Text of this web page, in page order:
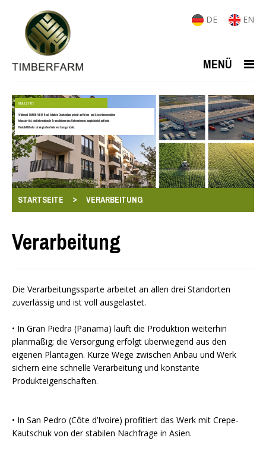
DE EN
MENÜ
REAL ESTATE
Während TIMBERFARM-Real-Estate in Deutschland primär auf Wohn- und Gewerbeimmobilien
Rentabilität oder strategischen Mehrwert ausgerichtet.
fokussiert ist, sind internationale Transaktionen des Unternehmens hauptsächlich auf hohe
STARTSEITE > VERARBEITUNG
Verarbeitung
Die Verarbeitungssparte arbeitet an allen drei Standorten
zuverlässig und ist voll ausgelastet.
• In Gran Piedra (Panama) läuft die Produktion weiterhin
planmäßig; die Versorgung erfolgt überwiegend aus den
eigenen Plantagen. Kurze Wege zwischen Anbau und Werk
sichern eine schnelle Verarbeitung und konstante
Produkteigenschaften.
• In San Pedro (Côte d’Ivoire) profitiert das Werk mit Crepe-
Kautschuk von der stabilen Nachfrage in Asien.